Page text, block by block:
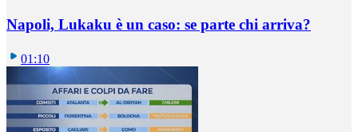
Napoli, Lukaku è un caso: se parte chi arriva?
01:10